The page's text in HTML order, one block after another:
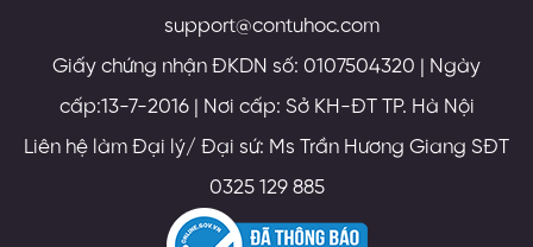
support@contuhoc.com
Giấy chứng nhận ĐKDN số: 0107504320 | Ngày
cấp:13-7-2016 | Nơi cấp: Sở KH-ĐT TP. Hà Nội
Liên hệ làm Đại lý/ Đại sứ: Ms Trần Hương Giang SĐT
0325 129 885